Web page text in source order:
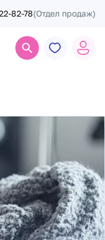
82-78(Отдел продаж)